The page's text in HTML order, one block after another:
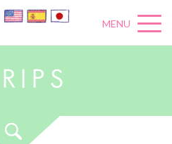
MENU
R P S